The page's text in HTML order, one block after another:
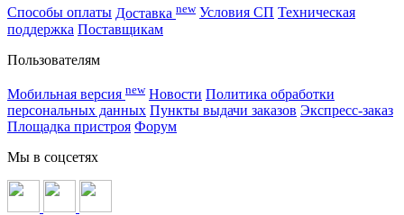
Способы оплаты Доставка new Условия СП Техническая
поддержка Поставщикам
Пользователям
Мобильная версия new Новости Политика обработки
персональных данных Пункты выдачи заказов Экспресс-заказ
Площадка пристроя Форум
Мы в соцсетях